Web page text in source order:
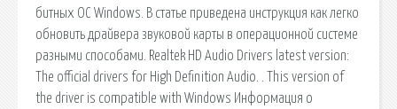
битных ОС Windows. В статье приведена инструкция как легко
обновить драйвера звуковой карты в операционной системе
разными способами. Realtek HD Audio Drivers latest version:
The official drivers for High Definition Audio. . This version of
the driver is compatible with Windows Информация о